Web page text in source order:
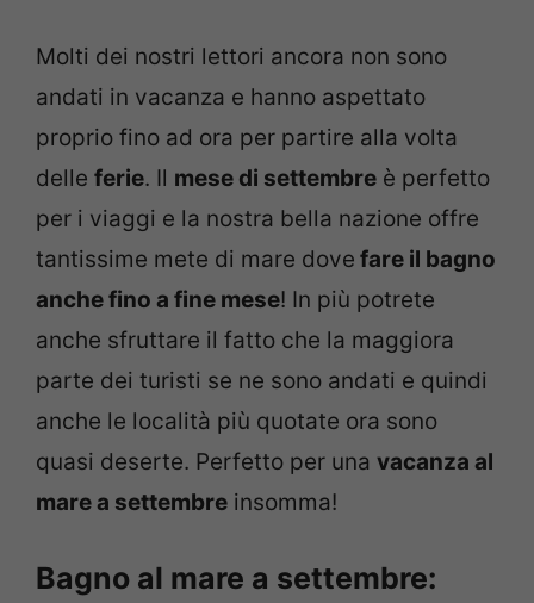
Molti dei nostri lettori ancora non sono
andati in vacanza e hanno aspettato
proprio fino ad ora per partire alla volta
delle ferie. Il mese di settembre è perfetto
per i viaggi e la nostra bella nazione offre
tantissime mete di mare dove fare il bagno
anche fino a fine mese! In più potrete
anche sfruttare il fatto che la maggiora
parte dei turisti se ne sono andati e quindi
anche le località più quotate ora sono
quasi deserte. Perfetto per una vacanza al
mare a settembre insomma!
Bagno al mare a settembre: